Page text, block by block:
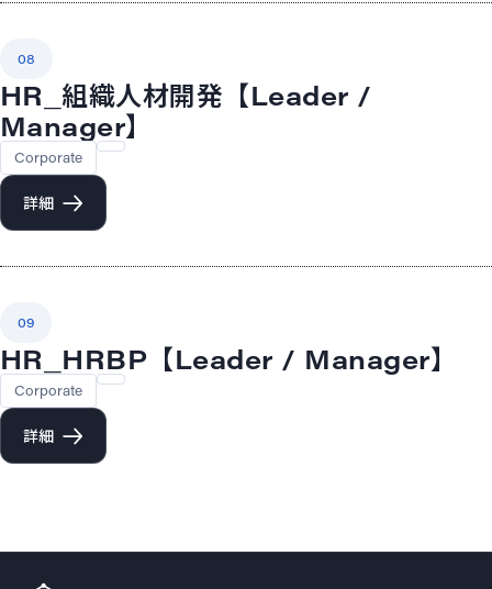
08
HR_組織人材開発【Leader /
Manager】
Corporate
詳細
09
HR_HRBP【Leader / Manager】
Corporate
詳細